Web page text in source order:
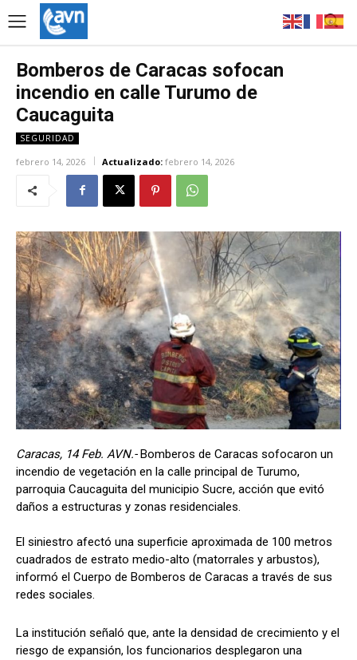
Bomberos de Caracas sofocan
incendio en calle Turumo de
Caucaguita
SEGURIDAD
febrero 14, 2026 Actualizado: febrero 14, 2026
Caracas, 14 Feb. AVN.-Bomberos de Caracas sofocaron un
incendio de vegetación en la calle principal de Turumo,
parroquia Caucaguita del municipio Sucre, acción que evitó
daños a estructuras y zonas residenciales.
El siniestro afectó una superficie aproximada de 100 metros
cuadrados de estrato medio-alto (matorrales y arbustos),
informó el Cuerpo de Bomberos de Caracas a través de sus
redes sociales.
La institución señaló que, ante la densidad de crecimiento y el
riesgo de expansión, los funcionarios desplegaron una